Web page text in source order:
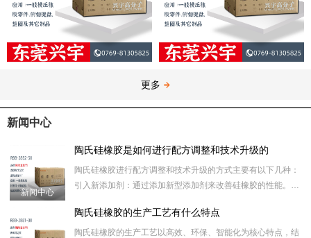
更多
新闻中心
新闻中心
陶氏硅橡胶是如何进行配方调整和技术升级的
陶氏硅橡胶进行配方调整和技术升级的方式主要有以下几种：
引入新添加剂：通过添加新型添加剂来改善硅橡胶的性能。例
性、阻燃
陶氏硅橡胶的生产工艺有什么特点
陶氏硅橡胶的生产工艺以高效、环保、智能化为核心特点，结